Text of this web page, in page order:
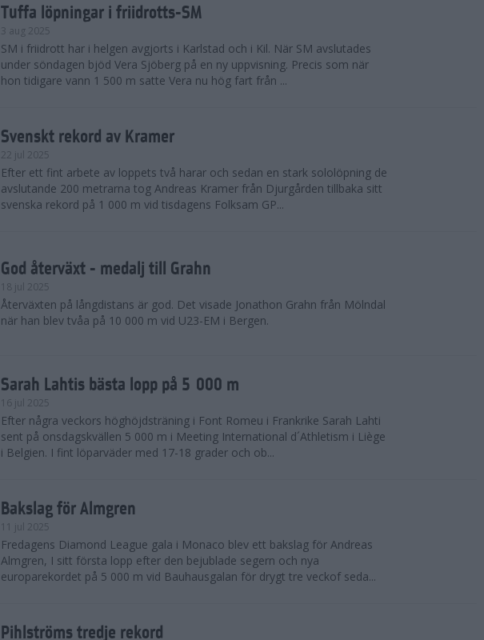
Tuffa löpningar i friidrotts-SM
3 aug 2025
SM i friidrott har i helgen avgjorts i Karlstad och i Kil. När SM avslutades
under söndagen bjöd Vera Sjöberg på en ny uppvisning. Precis som när
hon tidigare vann 1 500 m satte Vera nu hög fart från ...
Svenskt rekord av Kramer
22 jul 2025
Efter ett fint arbete av loppets två harar och sedan en stark sololöpning de
avslutande 200 metrarna tog Andreas Kramer från Djurgården tillbaka sitt
svenska rekord på 1 000 m vid tisdagens Folksam GP...
God återväxt - medalj till Grahn
18 jul 2025
Återväxten på långdistans är god. Det visade Jonathon Grahn från Mölndal
när han blev tvåa på 10 000 m vid U23-EM i Bergen.
Sarah Lahtis bästa lopp på 5 000 m
16 jul 2025
Efter några veckors höghöjdsträning i Font Romeu i Frankrike Sarah Lahti
sent på onsdagskvällen 5 000 m i Meeting International d´Athletism i Liège
i Belgien. I fint löparväder med 17-18 grader och ob...
Bakslag för Almgren
11 jul 2025
Fredagens Diamond League gala i Monaco blev ett bakslag för Andreas
Almgren, I sitt första lopp efter den bejublade segern och nya
europarekordet på 5 000 m vid Bauhausgalan för drygt tre veckof seda...
Pihlströms tredje rekord